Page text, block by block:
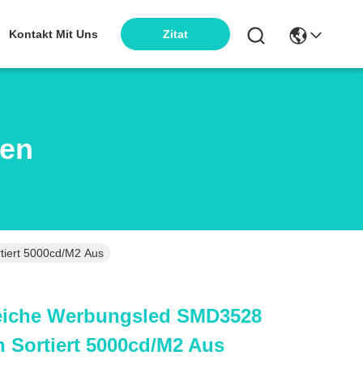
Kontakt Mit Uns Zitat
5000cd/m2 Aus
Werbungsled SMD3528
Sortiert 5000cd/m2 Aus